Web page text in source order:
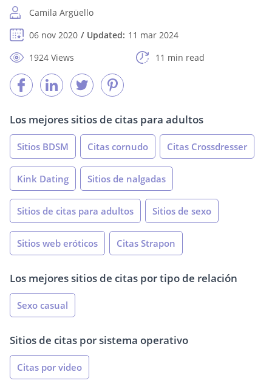
Camila Argüello
06 nov 2020
Updated: 11 mar 2024
1924 Views
11 min read
Los mejores sitios de citas para adultos
Sitios BDSM Citas cornudo Citas Crossdresser
Kink Dating Sitios de nalgadas
Sitios de citas para adultos Sitios de sexo
Sitios web eróticos Citas Strapon
Los mejores sitios de citas por tipo de relación
Sexo casual
Sitios de citas por sistema operativo
Citas por video